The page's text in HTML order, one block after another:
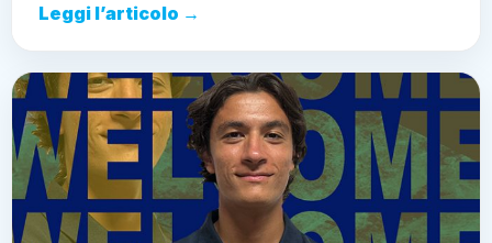
Leggi l’articolo →